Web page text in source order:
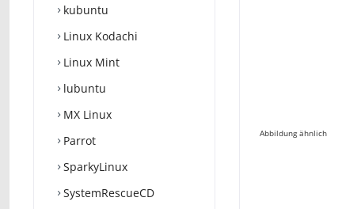
kubuntu
Linux Kodachi
Linux Mint
lubuntu
MX Linux
Parrot
SparkyLinux
SystemRescueCD
Abbildung ähnlich